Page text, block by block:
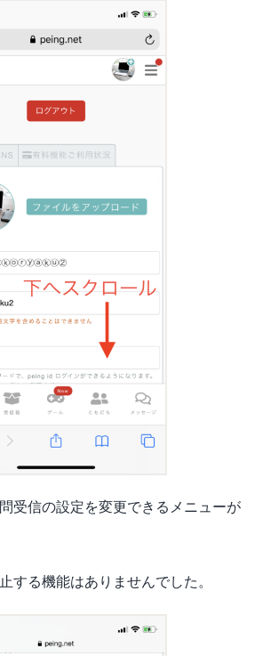
受信の設定を変更できるメニューが
する機能はありませんでした。